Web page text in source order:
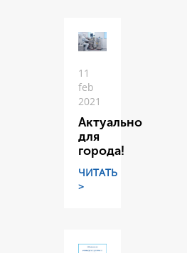
11
feb
2021
Актуально
для
города!
ЧИТАТЬ
>